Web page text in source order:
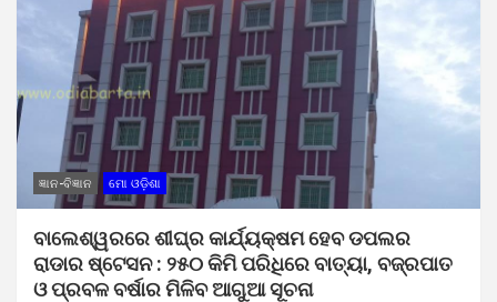
ଜ୍ଞାନ-ବିଜ୍ଞାନ ମୋ ଓଡ଼ିଶା
ବାଲେଶ୍ୱରରେ ଶୀଘ୍ର କାର୍ଯ୍ୟକ୍ଷମ ହେବ ଡପଲର
ରାଡାର ଷ୍ଟେସନ : ୨୫୦ କିମି ପରିଧିରେ ବାତ୍ୟା, ବଜ୍ରପାତ
ଓ ପ୍ରବଳ ବର୍ଷାର ମିଳିବ ଆଗୁଆ ସୂଚନା